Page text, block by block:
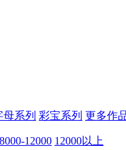
母系列 彩宝系列 更多作
8000-12000 12000以上